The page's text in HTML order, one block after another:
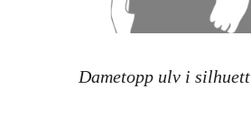
Dametopp ulv i silhuett